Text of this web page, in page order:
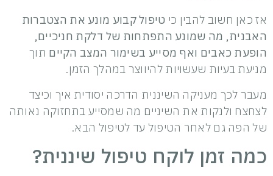
אז כאן חשוב להבין כי טיפול קבוע מונע את הצטברות
האבנית, מה שמונע התפתחות של דלקת חניכיים,
הופעת כאבים ואף מסייע בשימור המצב הקיים תוך
מניעת בעיות שעשויות להיווצר במהלך הזמן.
מעבר לכך מעניקה השיננית הדרכה יסודית איך וכיצד
לצחצח ולנקות את השיניים מה שמסייע בתחזוקה נאותה
של הפה גם לאחר הטיפול עד לטיפול הבא.
כמה זמן לוקח טיפול שיננית?